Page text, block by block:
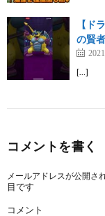
【ド
の賢者
[…]
コメントを書く
メールアドレスが公開さ
目です
コメント